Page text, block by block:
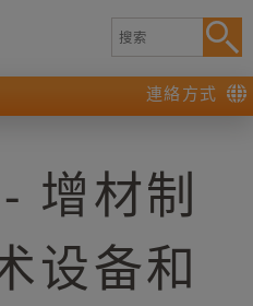
連絡方式
增材制
设备和